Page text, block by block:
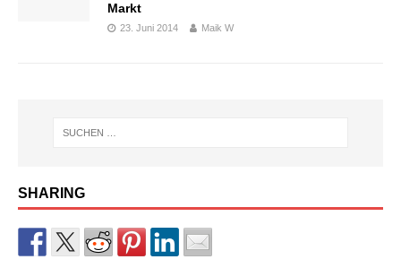
Markt
23. Juni 2014 Maik W
SHARING